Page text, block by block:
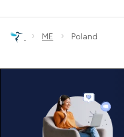
› ME › Poland